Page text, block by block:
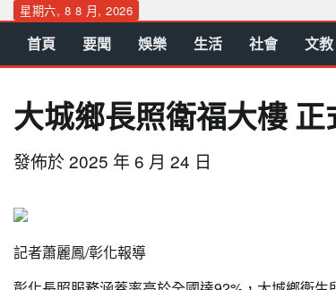
Skip
content
星期六, 8 8 月, 2026
首頁 要聞 娛樂 生活 社會 文教
大城鄉長照衛福大樓 正
發佈於2025 年 6 月 24 日
記者蕭麗鳳/彰化報導